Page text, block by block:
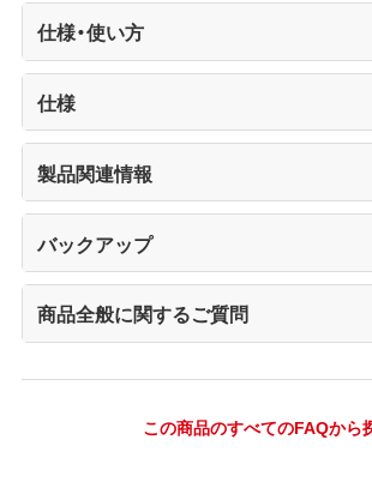
仕様・使い方
仕様
製品関連情報
バックアップ
商品全般に関するご質問
この商品のすべてのFAQから